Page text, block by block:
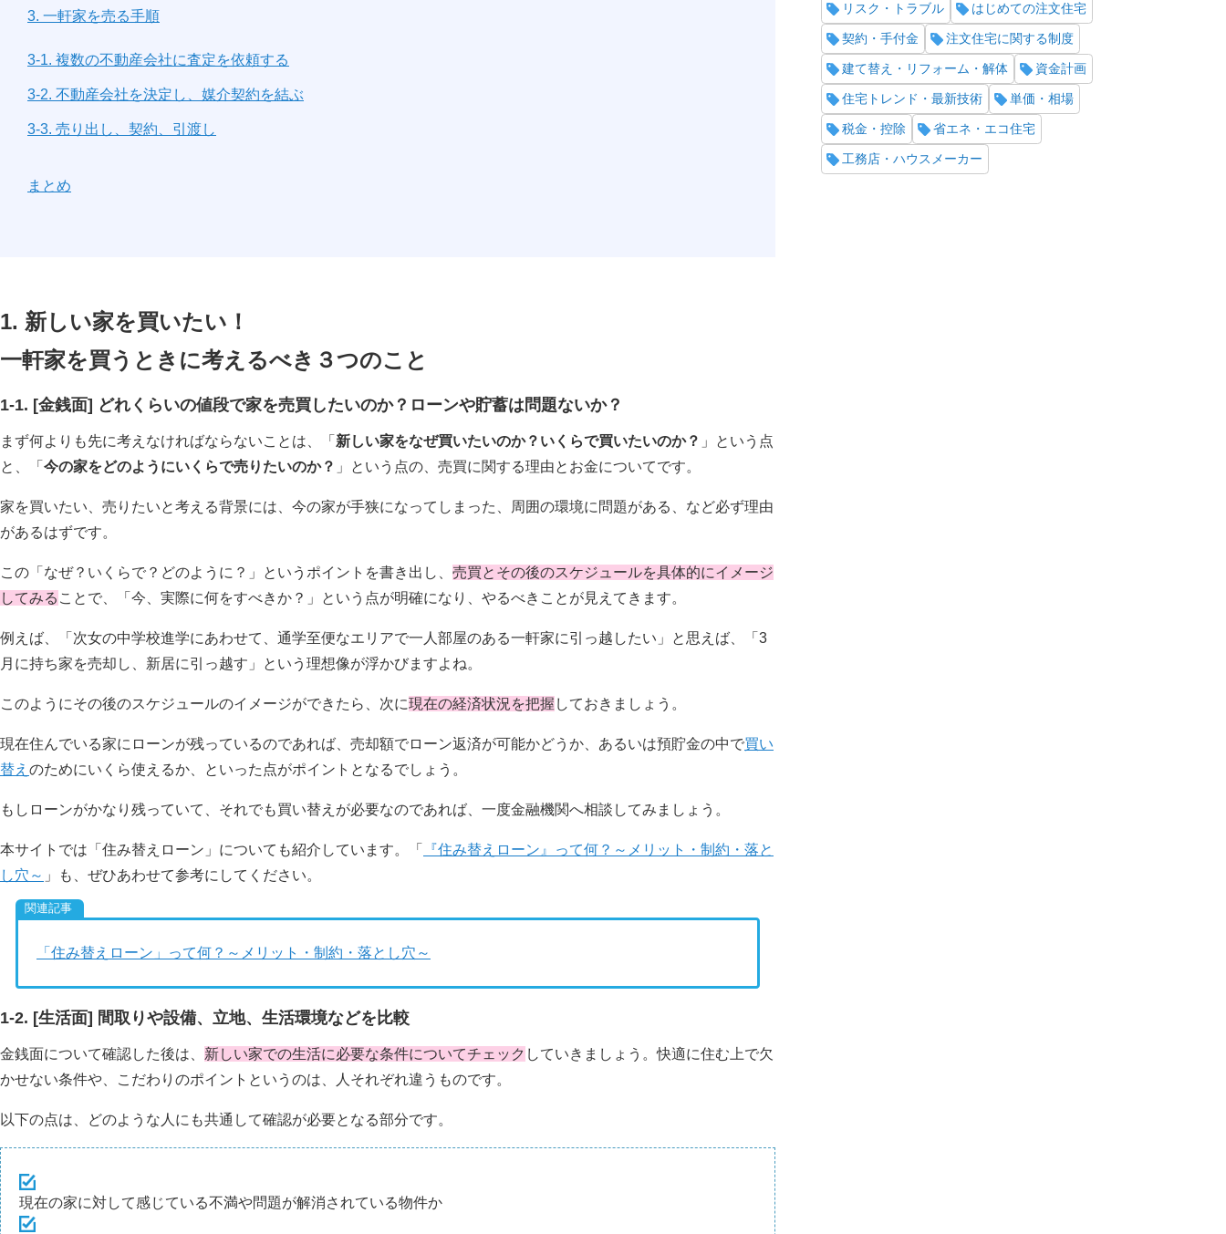
3. 一軒家を売る手順
3-1. 複数の不動産会社に査定を依頼する
3-2. 不動産会社を決定し、媒介契約を結ぶ
3-3. 売り出し、契約、引渡し
まとめ
1. 新しい家を買いたい！
一軒家を買うときに考えるべき３つのこと
1-1. [金銭面] どれくらいの値段で家を売買したいのか？ローンや貯蓄は問題ないか？
まず何よりも先に考えなければならないことは、「 新しい家をなぜ買いたいのか？いくらで買いたいのか？ 」という点
と、「 今の家をどのようにいくらで売りたいのか？ 」という点の、売買に関する理由とお金についてです。
家を買いたい、売りたいと考える背景には、今の家が手狭になってしまった、周囲の環境に問題がある、など必ず理由
があるはずです。
この「なぜ？いくらで？どのように？」というポイントを書き出し、 売買とその後のスケジュールを具体的にイメージ
してみる ことで、「今、実際に何をすべきか？」という点が明確になり、やるべきことが見えてきます。
例えば、「次女の中学校進学にあわせて、通学至便なエリアで一人部屋のある一軒家に引っ越したい」と思えば、「3
月に持ち家を売却し、新居に引っ越す」という理想像が浮かびますよね。
このようにその後のスケジュールのイメージができたら、次に現在の経済状況を把握 しておきましょう。
現在住んでいる家にローンが残っているのであれば、売却額でローン返済が可能かどうか、あるいは預貯金の中で買い
替え のためにいくら使えるか、といった点がポイントとなるでしょう。
もしローンがかなり残っていて、それでも買い替えが必要なのであれば、一度金融機関へ相談してみましょう。
本サイトでは「住み替えローン」についても紹介しています。「
『住み替えローン』って何？～メリット・制約・落と
し穴～ 」も、ぜひあわせて参考にしてください。
「住み替えローン」って何？～メリット・制約・落とし穴～
1-2. [生活面] 間取りや設備、立地、生活環境などを比較
金銭面について確認した後は、 新しい家での生活に必要な条件についてチェック していきましょう。快適に住む上で欠
かせない条件や、こだわりのポイントというのは、人それぞれ違うものです。
以下の点は、どのような人にも共通して確認が必要となる部分です。
現在の家に対して感じている不満や問題が解消されている物件か
リスク・トラブル はじめての注文住宅
契約・手付金 注文住宅に関する制度
建て替え・リフォーム・解体 資金計画
住宅トレンド・最新技術 単価・相場
税金・控除 省エネ・エコ住宅
工務店・ハウスメーカー